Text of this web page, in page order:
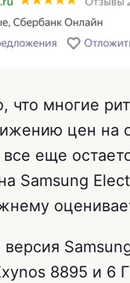
что многие
цен на
все еще
Samsung
8895 и 6